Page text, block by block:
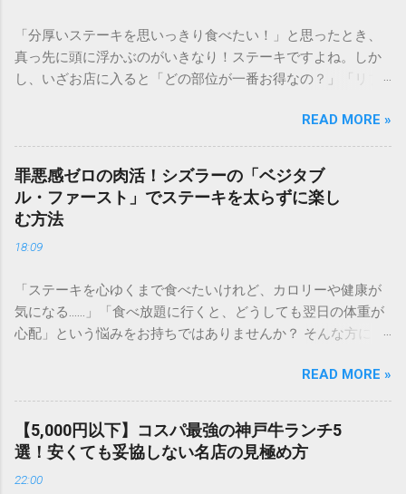
「分厚いステーキを思いっきり食べたい！」と思ったとき、
真っ先に頭に浮かぶのがいきなり！ステーキですよね。しか
し、いざお店に入ると「どの部位が一番お得なの？」「リブ
ナーで何が違うの？」と迷ってしまう方も多いのではないで
しょうか。 せっかく足を運ぶなら、自分好みの最高の一皿を
選びたいもの。この記事では、通い詰めたファンだからこそ
わかるメニュー選びの極意や、満足度を高める裏技、さらに
はダイエット中におすすめの食べ方まで、公式サイトだけで
は分からない踏み込んだ情報を詳しくご紹介します。 1. いき
なり！ステーキの魅力とは？選ばれる3つの理由 多くのステ
気の秘密は、単に「早い」だけではありません。 本格的な
「厚切り」へのこだわり ステーキの美味しさは、カットの厚
みで決まると言っても過言ではありません。薄いお肉では味
ア」の旨みを堪能できるのが最大の魅力です。 オーダーカッ
トで自由自在 自分の体調やお腹の空き具合に合わせて、1g単
位（※一部メニューを除く）でお肉の量を指定できるシステ
ムは、まさに合理的。食べ盛りの方はもちろん、少量を贅沢
READ MORE »
罪悪感ゼロの肉活！シズラーの「ベジタブ
ル・ファースト」でステーキを太らずに楽し
む方法
18:09
「ステーキを心ゆくまで食べたいけれど、カロリーや健康が
気になる……」「食べ放題に行くと、どうしても翌日の体重が
心配」という悩みをお持ちではありませんか？ そんな方にこ
最高品質のグリル料理と、国内屈指の充実度を誇る「プレミ
アムサラダバー」が共存する場所。実は、食べる順番や選び
方を工夫する「ベジタブル・ファースト（野菜先食い）」を
徹底するだけで、ステーキ食べ放題を驚くほどヘルシーに、
そして罪悪感ゼロで楽しむことができるのです。 今回は、ダ
イエット中や健康志向の方でも安心して「肉活」を満喫でき
READ MORE »
【5,000円以下】コスパ最強の神戸牛ランチ5
選！安くても妥協しない名店の見極め方
22:00